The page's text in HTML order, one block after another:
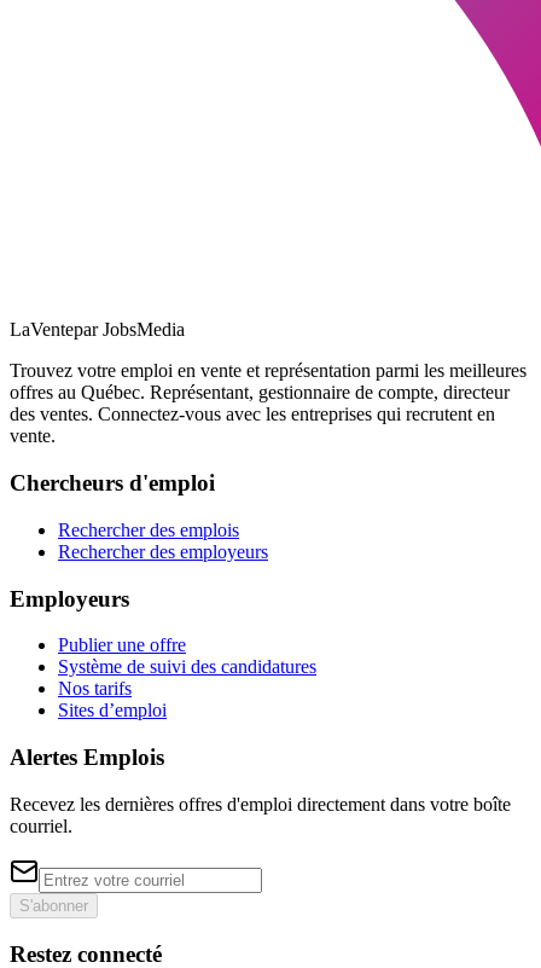
LaVentepar JobsMedia
Trouvez votre emploi en vente et représentation parmi les meilleures
offres au Québec. Représentant, gestionnaire de compte, directeur
des ventes. Connectez-vous avec les entreprises qui recrutent en
vente.
Chercheurs d'emploi
Rechercher des emplois
Rechercher des employeurs
Employeurs
Publier une offre
Système de suivi des candidatures
Nos tarifs
Sites d’emploi
Alertes Emplois
Recevez les dernières offres d'emploi directement dans votre boîte
courriel.
S'abonner
Restez connecté